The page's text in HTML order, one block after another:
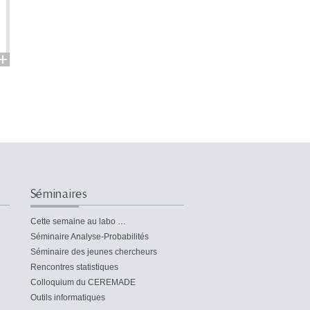
Séminaires
Cette semaine au labo …
Séminaire Analyse-Probabilités
Séminaire des jeunes chercheurs
Rencontres statistiques
Colloquium du CEREMADE
Outils informatiques